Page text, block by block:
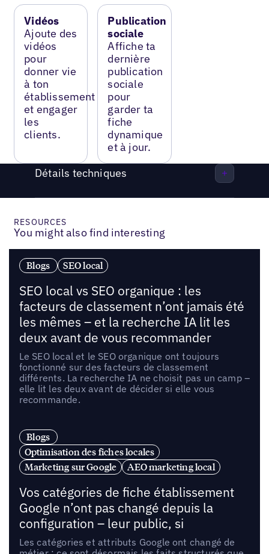
Vidéos
Ajoute des
vidéos
pour
donner vie
à ton
établissement
et engager
les
clients.
Publication
sociale
Affiche ta
dernière
publication
sociale
pour
garder ta
fiche
dynamique
et à jour.
Détails techniques
RESOURCES
You might also find interesting
Blogs SEO local
SEO local vs SEO organique : les
facteurs de classement n’ont jamais été
les mêmes – et la recherche IA lit les
deux avant de vous recommander
Le SEO local et le SEO organique ont toujours
fonctionné sur des facteurs de classement
différents. La recherche IA ne choisit pas un camp –
elle lit les deux avant de décider si elle vous
recommande.
Blogs
Optimisation des fiches locales
Marketing sur Google
AEO marketing local
Vos catégories de fiche établissement
Google n’ont pas changé depuis la
configuration – leur public, si
Les catégories et attributs Google ont changé de